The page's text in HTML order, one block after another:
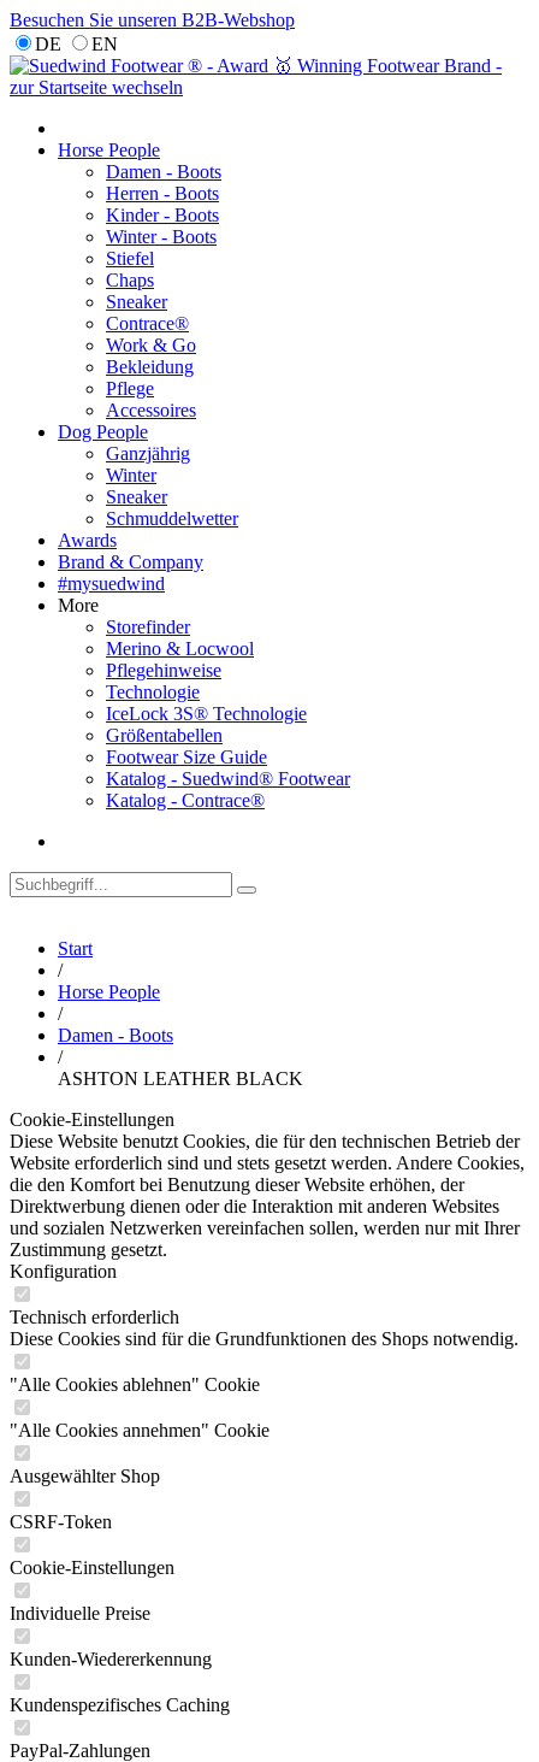
Besuchen Sie unseren B2B-Webshop
DE
EN
Horse People
Damen - Boots
Herren - Boots
Kinder - Boots
Winter - Boots
Stiefel
Chaps
Sneaker
Contrace®
Work & Go
Bekleidung
Pflege
Accessoires
Dog People
Ganzjährig
Winter
Sneaker
Schmuddelwetter
Awards
Brand & Company
#mysuedwind
More
Storefinder
Merino & Locwool
Pflegehinweise
Technologie
IceLock 3S® Technologie
Größentabellen
Footwear Size Guide
Katalog - Suedwind® Footwear
Katalog - Contrace®
Start
/
Horse People
/
Damen - Boots
/
ASHTON LEATHER BLACK
Cookie-Einstellungen
Diese Website benutzt Cookies, die für den technischen Betrieb der
Website erforderlich sind und stets gesetzt werden. Andere Cookies,
die den Komfort bei Benutzung dieser Website erhöhen, der
Direktwerbung dienen oder die Interaktion mit anderen Websites
und sozialen Netzwerken vereinfachen sollen, werden nur mit Ihrer
Zustimmung gesetzt.
Konfiguration
Technisch erforderlich
Diese Cookies sind für die Grundfunktionen des Shops notwendig.
"Alle Cookies ablehnen" Cookie
"Alle Cookies annehmen" Cookie
Ausgewählter Shop
CSRF-Token
Cookie-Einstellungen
Individuelle Preise
Kunden-Wiedererkennung
Kundenspezifisches Caching
PayPal-Zahlungen